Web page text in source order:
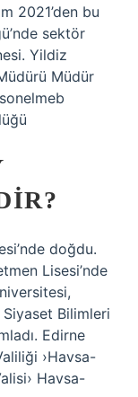
2021’den bu
sektör
Yildiz
Müdür
doğdu.
Lisesi’nde
Bilimleri
Edirne
›Havsa-
Havsa-